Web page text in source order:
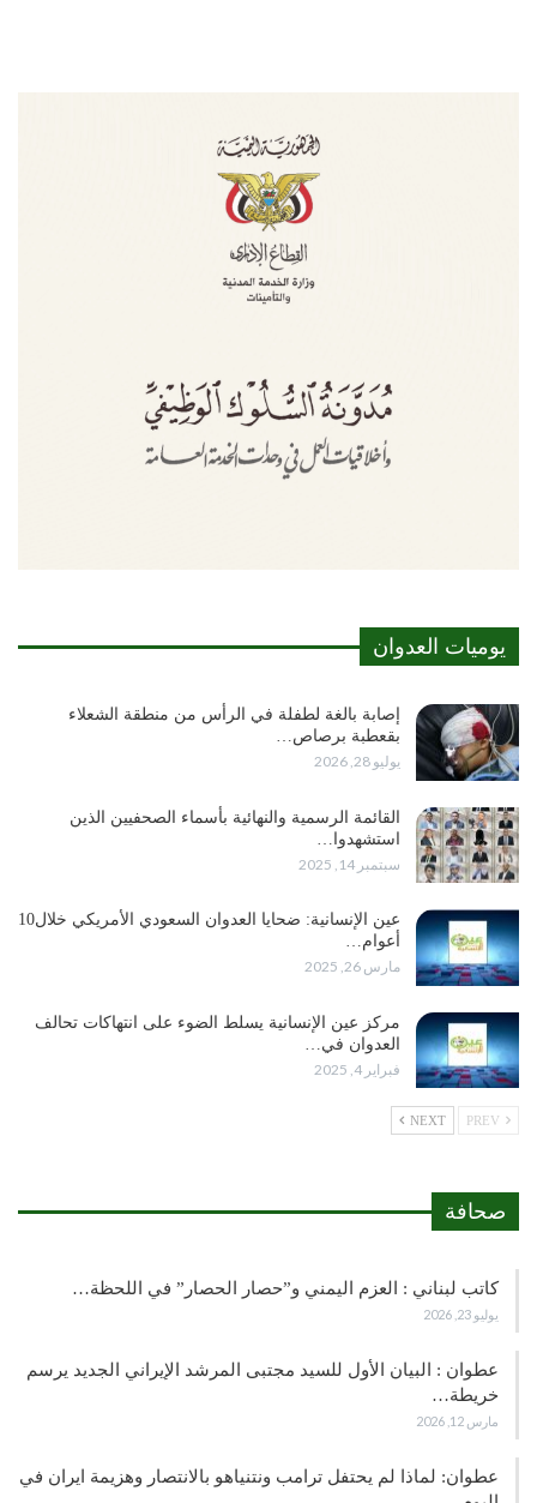
يوميات العدوان
إصابة بالغة لطفلة في الرأس من منطقة الشعلاء
بقعطبة برصاص…
يوليو 28, 2026
القائمة الرسمية والنهائية بأسماء الصحفيين الذين
استشهدوا…
سبتمبر 14, 2025
عين الإنسانية: ضحايا العدوان السعودي الأمريكي خلال10
أعوام…
مارس 26, 2025
مركز عين الإنسانية يسلط الضوء على انتهاكات تحالف
العدوان في…
فبراير 4, 2025
NEXT
صحافة
كاتب لبناني : العزم اليمني و”حصار الحصار” في اللحظة…
يوليو 23, 2026
عطوان : البيان الأول للسيد مجتبى المرشد الإيراني الجديد يرسم
خريطة…
مارس 12, 2026
عطوان: لماذا لم يحتفل ترامب ونتنياهو بالانتصار وهزيمة ايران في